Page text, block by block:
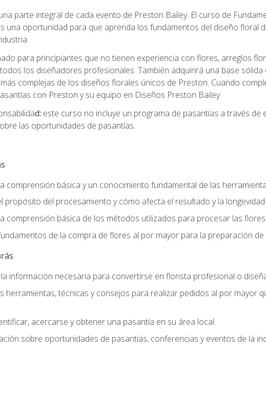
parte integral de cada evento de Preston Bailey. El curso de
una oportunidad para que aprenda los fundamentos del diseño floral
para principiantes que no tienen experiencia con flores, arreglos
los diseñadores profesionales. También adquirirá una base
complejas de los diseños florales únicos de Preston. Cuando
con Preston y su equipo en Diseños Preston Bailey.
d: este curso no incluye un programa de pasantías a través
las oportunidades de pasantías.
comprensión básica y un conocimiento fundamental de las
propósito del procesamiento y cómo afecta el resultado y la
comprensión básica de los métodos utilizados para procesar las
de la compra de flores al por mayor para la preparación
información necesaria para convertirse en florista profesional o
herramientas, técnicas y consejos para realizar pedidos al por mayor
acercarse y obtener una pasantía en su área local.
sobre oportunidades de pasantías, conferencias y eventos de la